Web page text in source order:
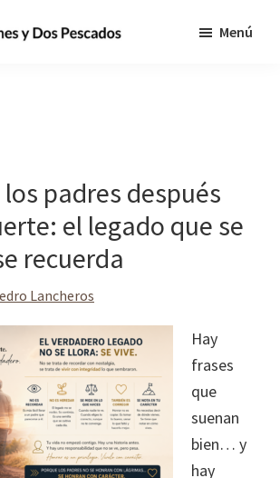
Menú
padres después
el legado que se
recuerda
Lancheros
Hay
frases
que
suenan
bien… y
hay